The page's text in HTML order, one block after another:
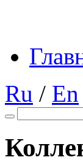
Ru / En